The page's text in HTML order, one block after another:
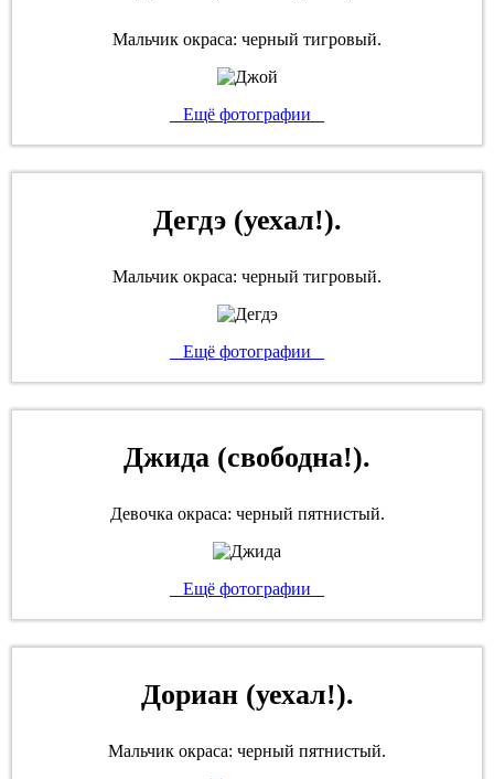
Мальчик окраса: черный тигровый.
Ещё фотографии
Дегдэ (уехал!).
Мальчик окраса: черный тигровый.
Ещё фотографии
Джида (свободна!).
Девочка окраса: черный пятнистый.
Ещё фотографии
Дориан (уехал!).
Мальчик окраса: черный пятнистый.